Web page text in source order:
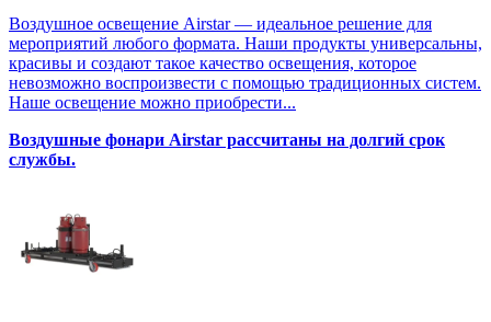
Воздушное освещение Airstar — идеальное решение для
мероприятий любого формата. Наши продукты универсальны,
красивы и создают такое качество освещения, которое
невозможно воспроизвести с помощью традиционных систем.
Наше освещение можно приобрести...
Воздушные фонари Airstar рассчитаны на долгий срок
службы.